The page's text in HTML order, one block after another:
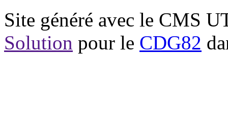
Site généré avec le CMS
Solution pour le CDG82